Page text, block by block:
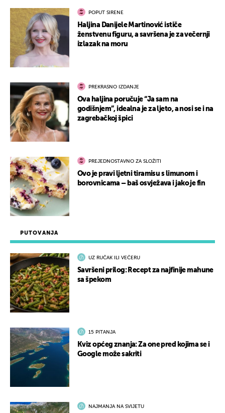
PUTOVANJA
UZ RUČAK ILI VEČERU
Savršeni prilog: Recept za najfinije mahune
sa špekom
15 PITANJA
Kviz općeg znanja: Za one pred kojima se i
Google može sakriti
NAJMANJA NA SVIJETU
POPUT SIRENE
Haljina Danijele Martinović ističe
ženstvenu figuru, a savršena je za večernji
izlazak na moru
PREKRASNO IZDANJE
Ova haljina poručuje “Ja sam na
godišnjem”, idealna je za ljeto, a nosi se i na
zagrebačkoj špici
PREJEDNOSTAVNO ZA SLOŽITI
Ovo je pravi ljetni tiramisu s limunom i
borovnicama – baš osvježava i jako je fin